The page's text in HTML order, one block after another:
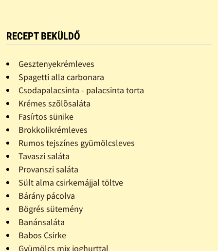
RECEPT BEKÜLDŐ
Gesztenyekrémleves
Spagetti alla carbonara
Csodapalacsinta - palacsinta torta
Krémes szõlõsaláta
Fasírtos sünike
Brokkolikrémleves
Rumos tejszínes gyümölcsleves
Tavaszi saláta
Provanszi saláta
Sült alma csirkemájjal töltve
Bárány pácolva
Bögrés sütemény
Banánsaláta
Babos Csirke
Gyümölcs mix joghurttal